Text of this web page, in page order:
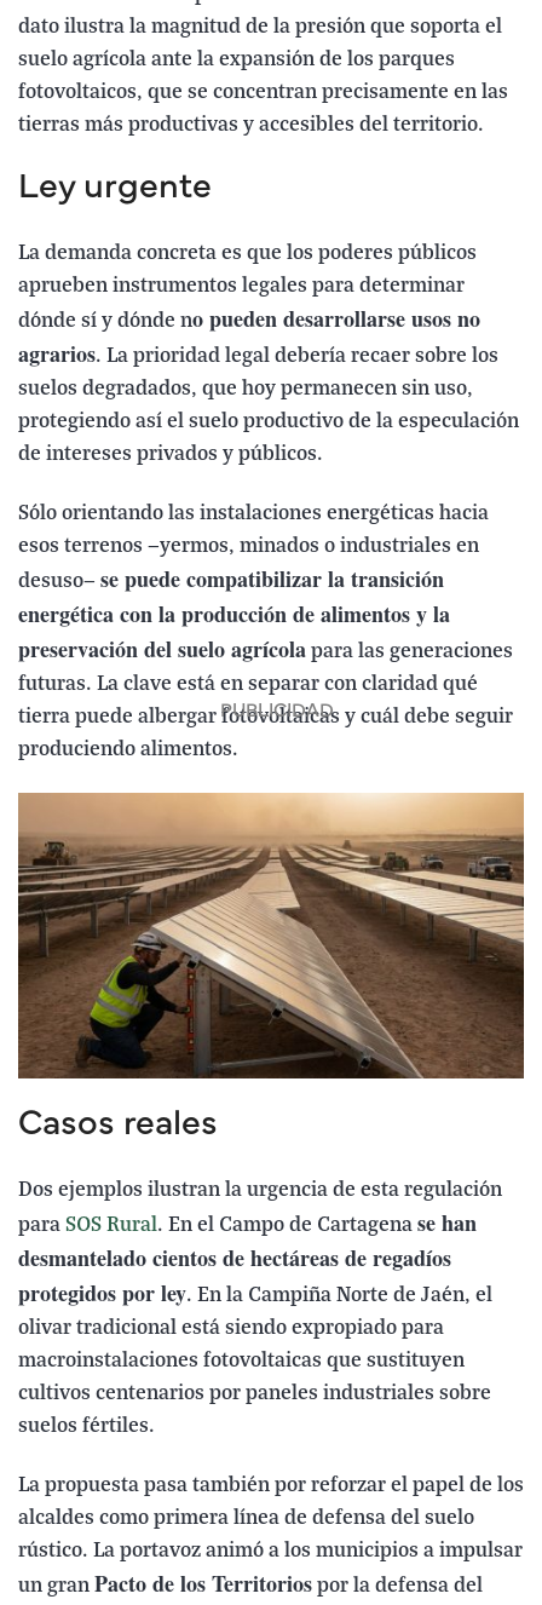
dato ilustra la magnitud de la presión que soporta el
suelo agrícola ante la expansión de los parques
fotovoltaicos, que se concentran precisamente en las
tierras más productivas y accesibles del territorio.
Ley urgente
La demanda concreta es que los poderes públicos
aprueben instrumentos legales para determinar
dónde sí y dónde no pueden desarrollarse usos no
agrarios. La prioridad legal debería recaer sobre los
suelos degradados, que hoy permanecen sin uso,
protegiendo así el suelo productivo de la especulación
de intereses privados y públicos.
Sólo orientando las instalaciones energéticas hacia
esos terrenos —yermos, minados o industriales en
desuso— se puede compatibilizar la transición
energética con la producción de alimentos y la
preservación del suelo agrícola para las generaciones
futuras. La clave está en separar con claridad qué
tierra puede albergar fotovoltaicas y cuál debe seguir
produciendo alimentos.
Casos reales
Dos ejemplos ilustran la urgencia de esta regulación
para SOS Rural. En el Campo de Cartagena se han
desmantelado cientos de hectáreas de regadíos
protegidos por ley. En la Campiña Norte de Jaén, el
olivar tradicional está siendo expropiado para
macroinstalaciones fotovoltaicas que sustituyen
cultivos centenarios por paneles industriales sobre
suelos fértiles.
La propuesta pasa también por reforzar el papel de los
alcaldes como primera línea de defensa del suelo
rústico. La portavoz animó a los municipios a impulsar
un gran Pacto de los Territorios por la defensa del